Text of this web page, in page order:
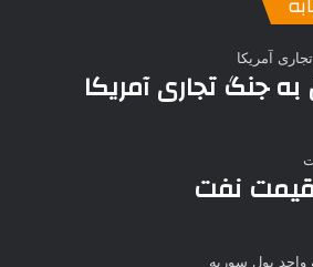
ن
ر
س
a
م
جنگ تجاری آمریکا
نفت